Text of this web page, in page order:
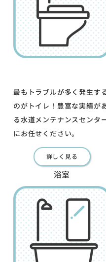
最もトラブルが多く発生す
のがトイレ！豊富な実績が
る水道メンテナンスセンタ
にお任せください。
詳しく見る
浴室